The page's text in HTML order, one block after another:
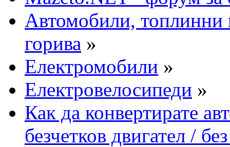
Автомобили,
горива »
Електромобили »
Електровелосипеди »
Как да конвертирате
безчетков двигател /